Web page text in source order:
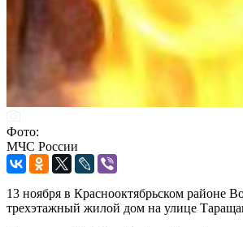
Фото:
МЧС России
13 ноября в Краснооктябрьском районе
трехэтажный жилой дом на улице